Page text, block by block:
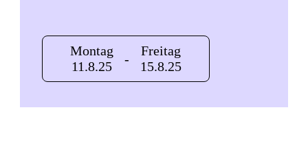
Montag
11.8.25
-
Freitag
15.8.25